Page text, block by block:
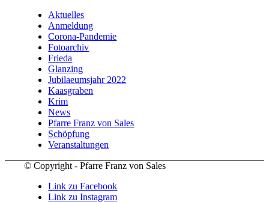
Aktuelles
Anmeldung
Corona-Pandemie
Fotoarchiv
Frieda
Glanzing
Jubilaeumsjahr 2022
Kaasgraben
Krim
News
Pfarre Franz von Sales
Schöpfung
Veranstaltungen
© Copyright - Pfarre Franz von Sales
Link zu Facebook
Link zu Instagram